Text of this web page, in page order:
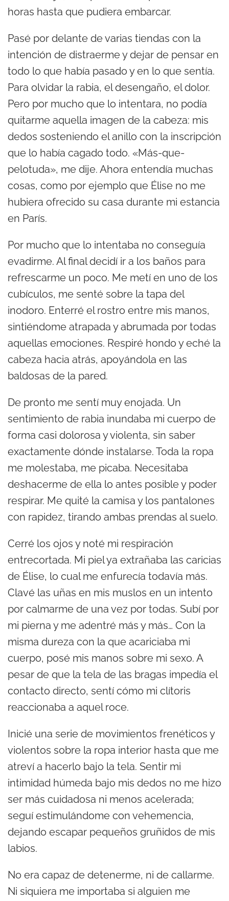
horas hasta que pudiera embarcar.
Pasé por delante de varias tiendas con la
intención de distraerme y dejar de pensar en
todo lo que había pasado y en lo que sentía.
Para olvidar la rabia, el desengaño, el dolor.
Pero por mucho que lo intentara, no podía
quitarme aquella imagen de la cabeza: mis
dedos sosteniendo el anillo con la inscripción
que lo había cagado todo. «Más-que-
pelotuda», me dije. Ahora entendía muchas
cosas, como por ejemplo que Élise no me
hubiera ofrecido su casa durante mi estancia
en París.
Por mucho que lo intentaba no conseguía
evadirme. Al final decidí ir a los baños para
refrescarme un poco. Me metí en uno de los
cubículos, me senté sobre la tapa del
inodoro. Enterré el rostro entre mis manos,
sintiéndome atrapada y abrumada por todas
aquellas emociones. Respiré hondo y eché la
cabeza hacia atrás, apoyándola en las
baldosas de la pared.
De pronto me sentí muy enojada. Un
sentimiento de rabia inundaba mi cuerpo de
forma casi dolorosa y violenta, sin saber
exactamente dónde instalarse. Toda la ropa
me molestaba, me picaba. Necesitaba
deshacerme de ella lo antes posible y poder
respirar. Me quité la camisa y los pantalones
con rapidez, tirando ambas prendas al suelo.
Cerré los ojos y noté mi respiración
entrecortada. Mi piel ya extrañaba las caricias
de Élise, lo cual me enfurecía todavía más.
Clavé las uñas en mis muslos en un intento
por calmarme de una vez por todas. Subí por
mi pierna y me adentré más y más… Con la
misma dureza con la que acariciaba mi
cuerpo, posé mis manos sobre mi sexo. A
pesar de que la tela de las bragas impedía el
contacto directo, sentí cómo mi clítoris
reaccionaba a aquel roce.
Inicié una serie de movimientos frenéticos y
violentos sobre la ropa interior hasta que me
atreví a hacerlo bajo la tela. Sentir mi
intimidad húmeda bajo mis dedos no me hizo
ser más cuidadosa ni menos acelerada;
seguí estimulándome con vehemencia,
dejando escapar pequeños gruñidos de mis
labios.
No era capaz de detenerme, ni de callarme.
Ni siquiera me importaba si alguien me